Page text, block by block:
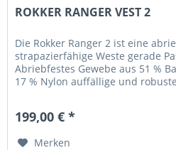
ROKKER RANGER VEST 2
Die Rokker Ranger 2 ist eine
strapazierfähige Weste gerade
Abriebfestes Gewebe aus 51 %
17 % Nylon auffällige und
199,00 € *
Merken